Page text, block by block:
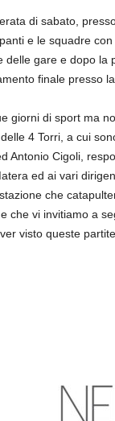
di sabato,
e le squadre
delle gare e dopo la
finale presso
giorni di sport ma
4 Torri, a cui
Antonio Cigoli,
ed ai vari
che
che vi invitiamo a
visto queste